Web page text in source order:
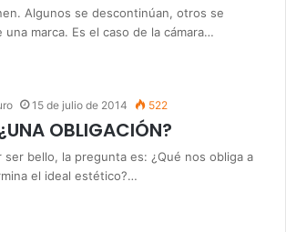
Algunos se descontinúan, otros se
marca. Es el caso de la cámara…
15 de julio de 2014 522
OBLIGACIÓN?
ser bello, la pregunta es: ¿Qué nos obliga a
el ideal estético?…